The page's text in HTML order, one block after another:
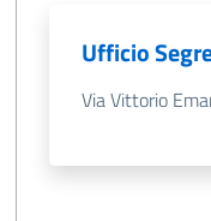
Ufficio
Via Vittorio